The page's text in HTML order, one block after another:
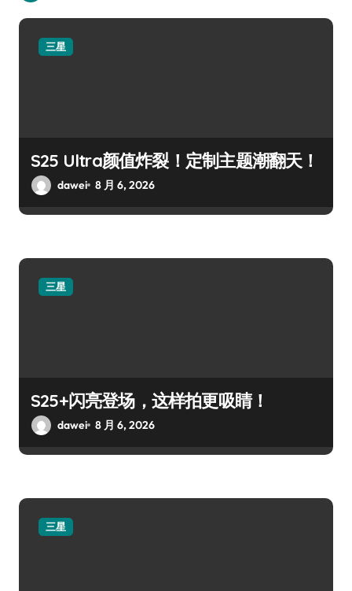
三星
S25 Ultra颜值炸裂！定制主题潮翻天！
dawei 8 月 6, 2026
三星
S25+闪亮登场，这样拍更吸睛！
dawei 8 月 6, 2026
三星